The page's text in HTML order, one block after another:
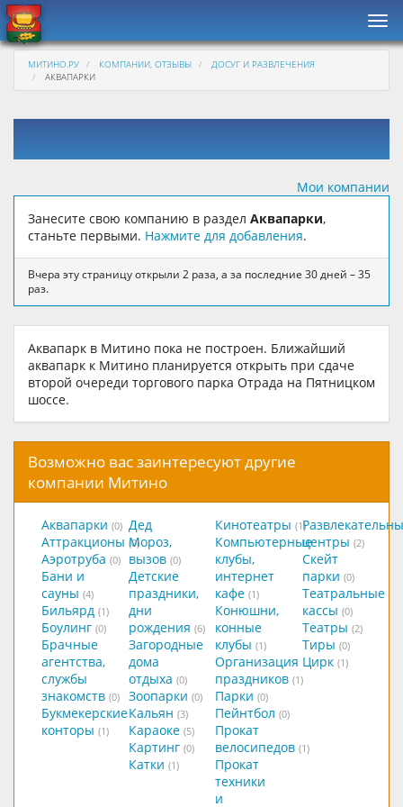
МИТИНО.РУ КОМПАНИИ, ОТЗЫВЫ
ДОСУГ И РАЗВЛЕЧЕНИЯ
АКВАПАРКИ
Мои компании
Занесите свою компанию в раздел Аквапарки,
станьте первыми. Нажмите для добавления.
Вчера эту страницу открыли 2 раза, а за последние 30 дней – 35
раз.
Аквапарк в Митино пока не построен. Ближайший
аквапарк к Митино планируется открыть при сдаче
второй очереди торгового парка Отрада на Пятницком
шоссе.
Возможно вас заинтересуют другие
компании Митино
Аквапарки (0)
Аттракционы (0)
Аэротруба (0)
Бани и
сауны (4)
Бильярд (1)
Боулинг (0)
Брачные
агентства,
службы
знакомств (0)
Букмекерские
конторы (1)
Дед
Мороз,
вызов (0)
Детские
праздники,
дни
рождения (6)
Загородные
дома
отдыха (0)
Зоопарки (0)
Кальян (3)
Караоке (5)
Картинг (0)
Катки (1)
Кинотеатры (1)
Компьютерные
клубы,
интернет
кафе (1)
Конюшни,
конные
клубы (1)
Организация
праздников (1)
Парки (0)
Пейнтбол (0)
Прокат
велосипедов (1)
Прокат
техники
и
центры (2)
Скейт
парки (0)
Театральные
кассы (0)
Театры (2)
Тиры (0)
Цирк (1)